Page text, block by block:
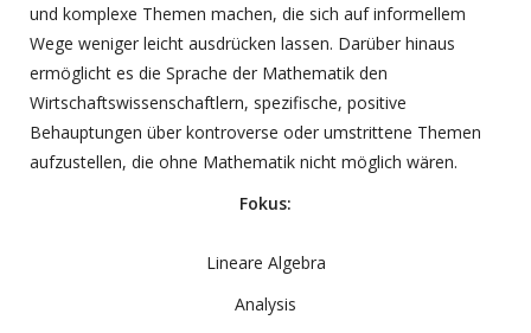
und komplexe Themen machen, die sich auf informellem
Wege weniger leicht ausdrücken lassen. Darüber hinaus
ermöglicht es die Sprache der Mathematik den
Wirtschaftswissenschaftlern, spezifische, positive
Behauptungen über kontroverse oder umstrittene Themen
aufzustellen, die ohne Mathematik nicht möglich wären.
Fokus:
Lineare Algebra
Analysis